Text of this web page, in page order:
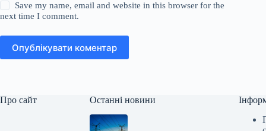
Save my name, email and website in this browser for the
next time I comment.
Опублікувати коментар
Про сайт Останні новини